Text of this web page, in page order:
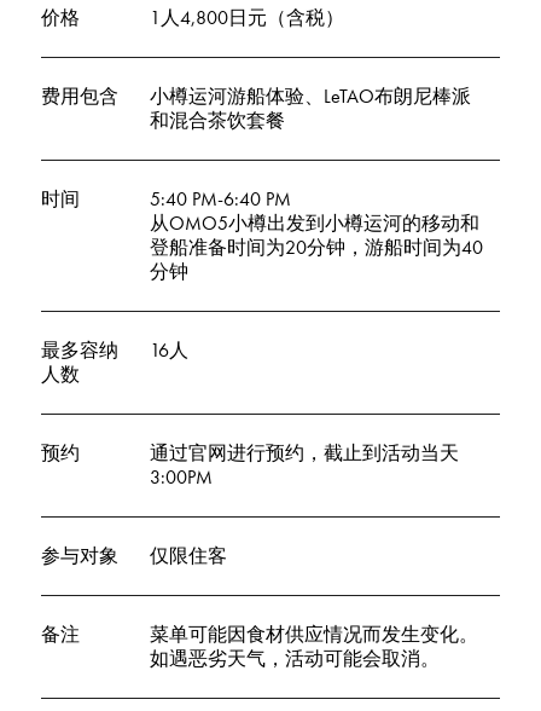
价格 1人4,800日元（含税）
费用包含
小樽运河游船体验、LeTAO布朗尼棒派
和混合茶饮套餐
时间
5:40 PM-6:40 PM
从OMO5小樽出发到小樽运河的移动和
登船准备时间为20分钟，游船时间为40
分钟
最多容纳
人数
16人
预约
通过官网进行预约，截止到活动当天
3:00PM
参与对象 仅限住客
备注
菜单可能因食材供应情况而发生变化。
如遇恶劣天气，活动可能会取消。